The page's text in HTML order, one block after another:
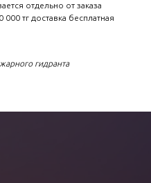
отдельно от заказа
тг доставка бесплатная
гидранта